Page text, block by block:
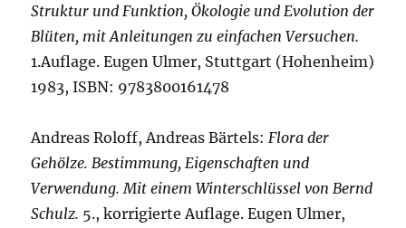
Struktur und Funktion, Ökologie und Evolution der
Blüten, mit Anleitungen zu einfachen Versuchen.
1.Auflage. Eugen Ulmer, Stuttgart (Hohenheim)
1983, ISBN: 9783800161478
Andreas Roloff, Andreas Bärtels: Flora der
Gehölze. Bestimmung, Eigenschaften und
Verwendung. Mit einem Winterschlüssel von Bernd
Schulz. 5., korrigierte Auflage. Eugen Ulmer,